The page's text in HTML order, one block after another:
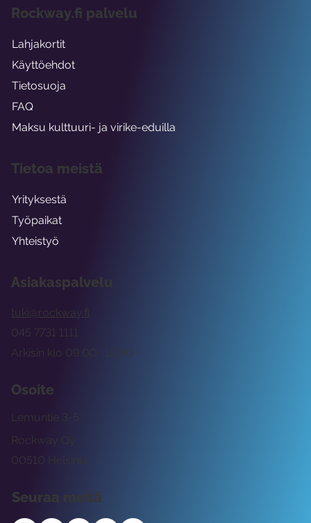
Asiakaspalvelu
tuki@rockway.fi
Arkisin klo 09:00 -15:00
045 7731 1111
Osoite
Rockway Oy
Lemuntie 3-5
00510 Helsinki
Seuraa meitä
Rockway.fi palvelu
Lahjakortit
Käyttöehdot
Tietosuoja
FAQ
Maksu kulttuuri- ja virike-eduilla
Tietoa meistä
Yrityksestä
Työpaikat
Yhteistyö